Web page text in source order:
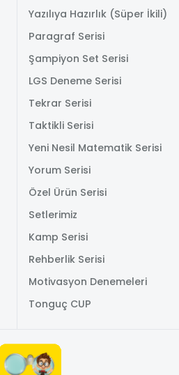
Yazılıya Hazırlık (Süper İkili)
Paragraf Serisi
Şampiyon Set Serisi
LGS Deneme Serisi
Tekrar Serisi
Taktikli Serisi
Yeni Nesil Matematik Serisi
Yorum Serisi
Özel Ürün Serisi
Setlerimiz
Kamp Serisi
Rehberlik Serisi
Motivasyon Denemeleri
Tonguç CUP